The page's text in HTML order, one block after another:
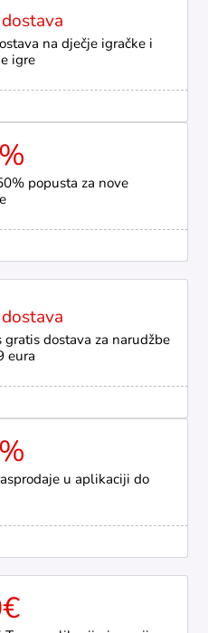
na dječje igračke i
igre
popusta za nove
gratis dostava za narudžbe
eura
u aplikaciji do